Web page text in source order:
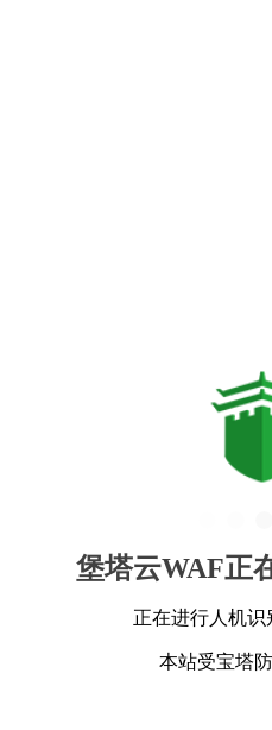
堡塔云WAF正
正在进行人机识
本站受宝塔